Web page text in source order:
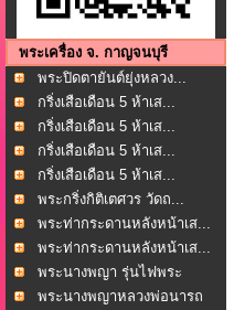
พระเครื่อง จ. กาญจนบุรี
พระปิดตายันต์ยุ่งหลวง...
กริ่งเสือเดือน 5 ห้าเส...
กริ่งเสือเดือน 5 ห้าเส...
กริ่งเสือเดือน 5 ห้าเส...
กริ่งเสือเดือน 5 ห้าเส...
พระกริ่งกิติเตศวร วัดถ...
พระท่ากระดานหลังหน้าเส...
พระท่ากระดานหลังหน้าเส...
พระนางพญา รุ่นไฟพระ
ฤกษ...พระนางพญาหลวงพ่อนารถ